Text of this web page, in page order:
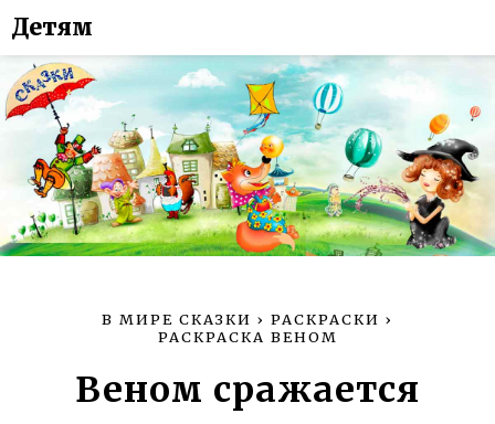
Детям
В МИРЕ СКАЗКИ › РАСКРАСКИ ›
РАСКРАСКА ВЕНОМ
Веном сражается